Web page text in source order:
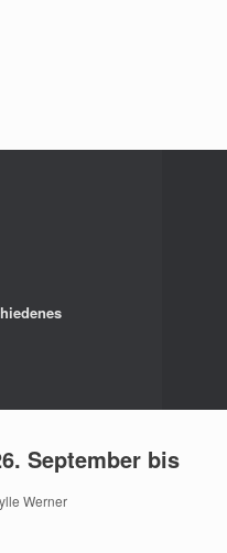
September bis
Werner